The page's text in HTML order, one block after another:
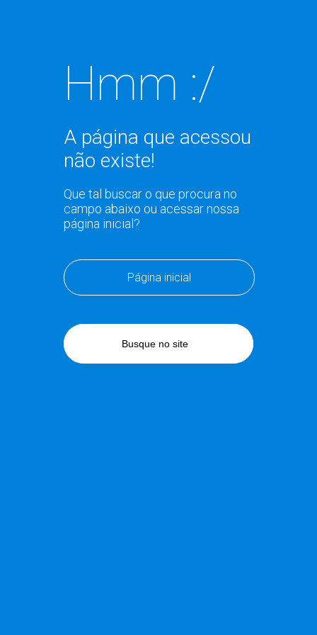
Hmm :/
A página que acessou
não existe!
Que tal buscar o que procura no
campo abaixo ou acessar nossa
página inicial?
Página inicial